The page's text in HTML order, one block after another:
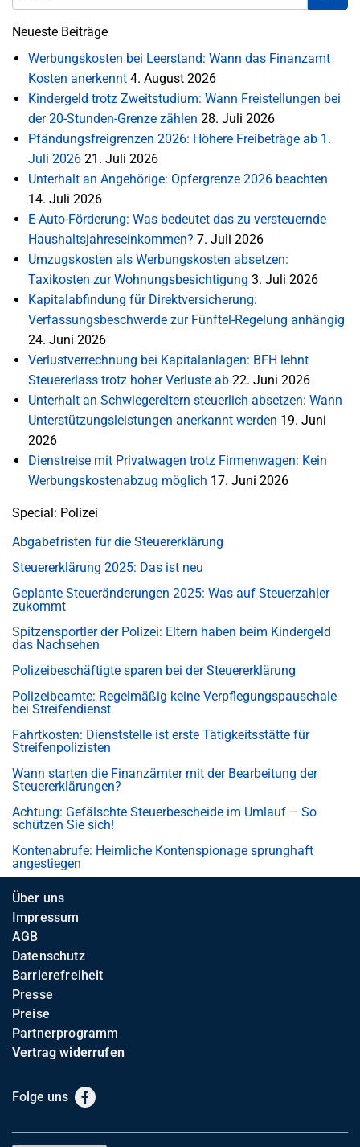
Neueste Beiträge
Werbungskosten bei Leerstand: Wann das Finanzamt
Kosten anerkennt 4. August 2026
Kindergeld trotz Zweitstudium: Wann Freistellungen bei
der 20-Stunden-Grenze zählen 28. Juli 2026
Pfändungsfreigrenzen 2026: Höhere Freibeträge ab 1.
Juli 2026 21. Juli 2026
Unterhalt an Angehörige: Opfergrenze 2026 beachten
14. Juli 2026
E-Auto-Förderung: Was bedeutet das zu versteuernde
Haushaltsjahreseinkommen? 7. Juli 2026
Umzugskosten als Werbungskosten absetzen:
Taxikosten zur Wohnungsbesichtigung 3. Juli 2026
Kapitalabfindung für Direktversicherung:
Verfassungsbeschwerde zur Fünftel-Regelung anhängig
24. Juni 2026
Verlustverrechnung bei Kapitalanlagen: BFH lehnt
Steuererlass trotz hoher Verluste ab 22. Juni 2026
Unterhalt an Schwiegereltern steuerlich absetzen: Wann
Unterstützungsleistungen anerkannt werden 19. Juni
2026
Dienstreise mit Privatwagen trotz Firmenwagen: Kein
Werbungskostenabzug möglich 17. Juni 2026
Special: Polizei
Abgabefristen für die Steuererklärung
Steuererklärung 2025: Das ist neu
Geplante Steueränderungen 2025: Was auf Steuerzahler
zukommt
Spitzensportler der Polizei: Eltern haben beim Kindergeld
das Nachsehen
Polizeibeschäftigte sparen bei der Steuererklärung
Polizeibeamte: Regelmäßig keine Verpflegungspauschale
bei Streifendienst
Fahrtkosten: Dienststelle ist erste Tätigkeitsstätte für
Streifenpolizisten
Wann starten die Finanzämter mit der Bearbeitung der
Steuererklärungen?
Achtung: Gefälschte Steuerbescheide im Umlauf – So
schützen Sie sich!
Kontenabrufe: Heimliche Kontenspionage sprunghaft
angestiegen
Über uns
Impressum
AGB
Datenschutz
Barrierefreiheit
Presse
Preise
Partnerprogramm
Vertrag widerrufen
Folge uns Facebook